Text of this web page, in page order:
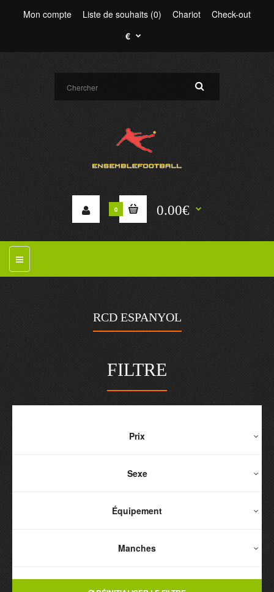
Mon compte Liste de souhaits (0) Chariot
Check-out
€
0 0.00€
RCD ESPANYOL
FILTRE
Prix
Sexe
Équipement
Manches